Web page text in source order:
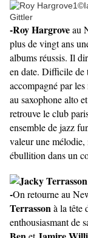
-Roy Hargroveau
plus de vingt ans
albums réussis. Il
en date. Difficile de
accompagné par
au saxophone alto
retrouve le club
ensemble de jazz
valeur une
ébullition dans un
-On retourne au
Terrassonà la tête
enthousiasmant de